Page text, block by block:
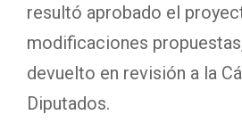
resultó aprobado el
modificaciones
devuelto en revisión a la
Diputados.